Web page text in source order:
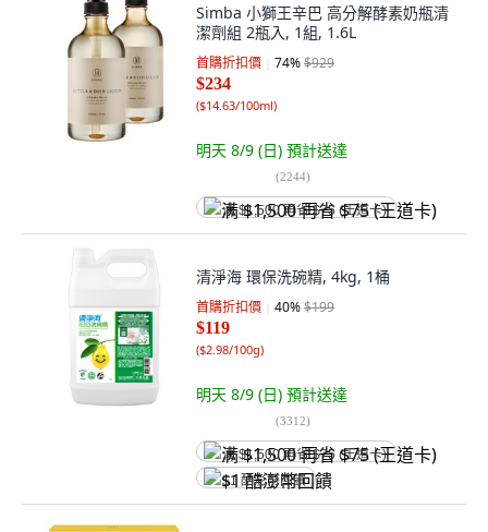
Simba 小獅王辛巴 高分解酵素奶瓶清
潔劑組 2瓶入, 1組, 1.6L
首購折扣價 74%$929
$234
($14.63/100ml)
明天 8/9 (日) 預計送達
(2244)
满 $1,500 再省 $75 (王道卡)
清淨海 環保洗碗精, 4kg, 1桶
首購折扣價 40%$199
$119
($2.98/100g)
明天 8/9 (日) 預計送達
(3312)
满 $1,500 再省 $75 (王道卡)
$1 酷澎幣回饋